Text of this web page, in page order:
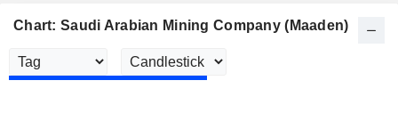
Chart: Saudi Arabian Mining Company (Maaden)